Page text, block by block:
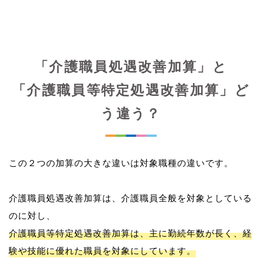
「介護職員処遇改善加算」と
「介護職員等特定処遇改善加算」ど
う違う？
この２つの加算の大きな違いは対象職種の違いです。
介護職員処遇改善加算は、介護職員全般を対象としている
介護職員等特定処遇改善加算は、主に勤続年数が長く、経
験や技能に優れた職員を対象にしています。